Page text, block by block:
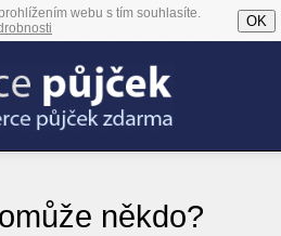
webu s tím souhlasíte.
OK
někdo?